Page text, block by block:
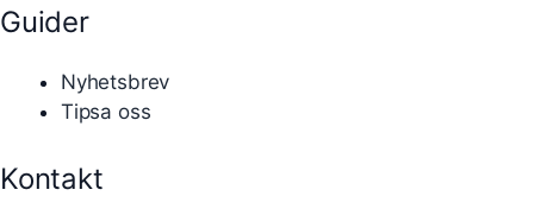
Guider
Nyhetsbrev
Tipsa oss
Kontakt